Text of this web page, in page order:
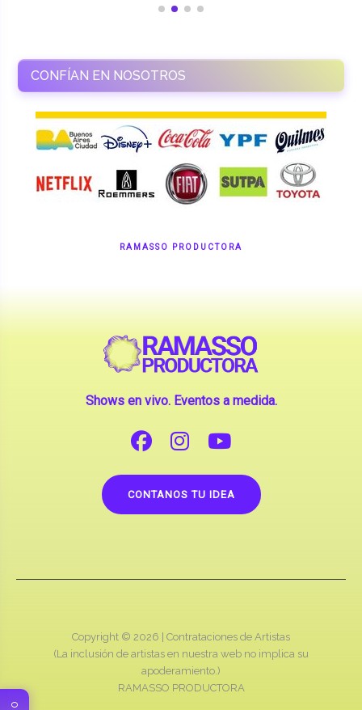
CONFÍAN EN NOSOTROS
RAMASSO PRODUCTORA
Shows en vivo. Eventos a medida.
CONTANOS TU IDEA
Copyright © 2026 | Contrataciones de Artistas
(La inclusión de artistas en nuestra web no implica su
apoderamiento.)
RAMASSO PRODUCTORA